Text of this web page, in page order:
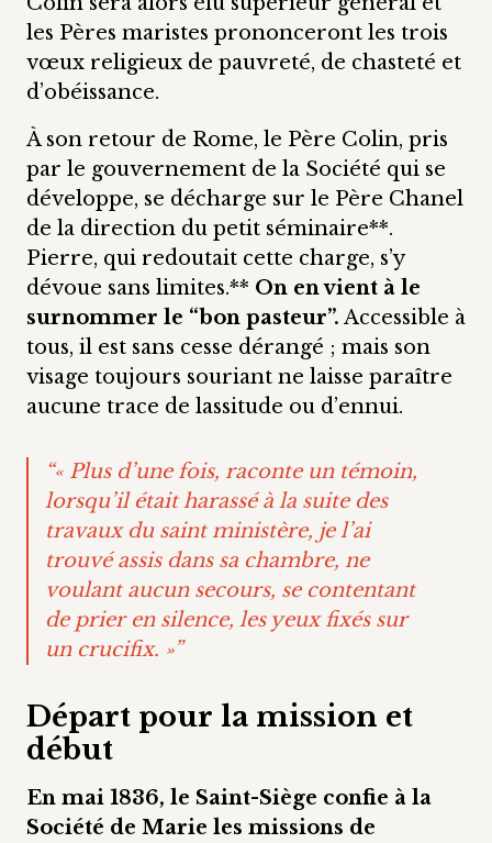
les Pères maristes prononceront les trois
vœux religieux de pauvreté, de chasteté et
d’obéissance.
À son retour de Rome, le Père Colin, pris
par le gouvernement de la Société qui se
développe, se décharge sur le Père Chanel
de la direction du petit séminaire**.
Pierre, qui redoutait cette charge, s’y
dévoue sans limites.** On en vient à le
surnommer le “bon pasteur”. Accessible à
tous, il est sans cesse dérangé ; mais son
visage toujours souriant ne laisse paraître
aucune trace de lassitude ou d’ennui.
“« Plus d’une fois, raconte un témoin,
lorsqu’il était harassé à la suite des
travaux du saint ministère, je l’ai
trouvé assis dans sa chambre, ne
voulant aucun secours, se contentant
de prier en silence, les yeux fixés sur
un crucifix. »”
Départ pour la mission et
début
En mai 1836, le Saint-Siège confie à la
Société de Marie les missions de